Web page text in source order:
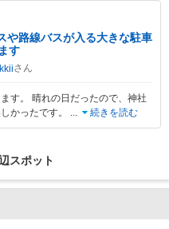
や路線バスが入る大きな駐車
す
さん
す。 晴れの日だったので、神社
かったです。 ... 続きを読む
スポット